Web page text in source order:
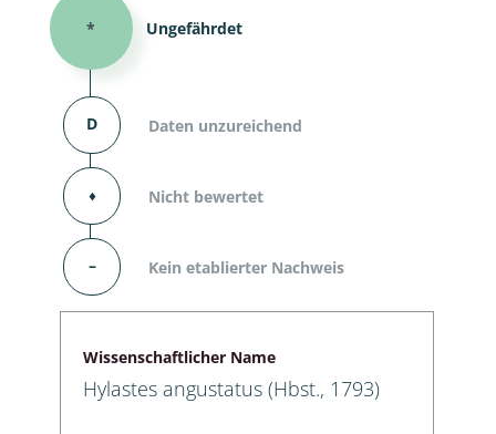
* Ungefährdet
D Daten unzureichend
⬧ Nicht bewertet
– Kein etablierter Nachweis
Wissenschaftlicher Name
Hylastes angustatus (Hbst., 1793)